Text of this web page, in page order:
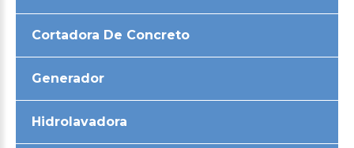
Cortadora De Concreto
Generador
Hidrolavadora